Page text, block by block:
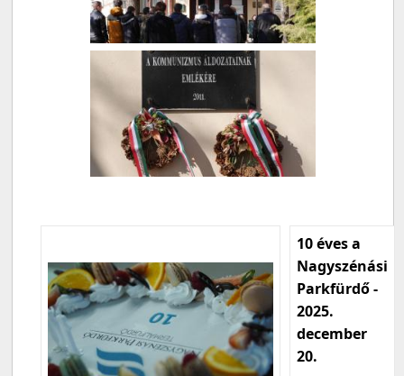
10 éves a
Nagyszénási
Parkfürdő -
2025.
december
20.